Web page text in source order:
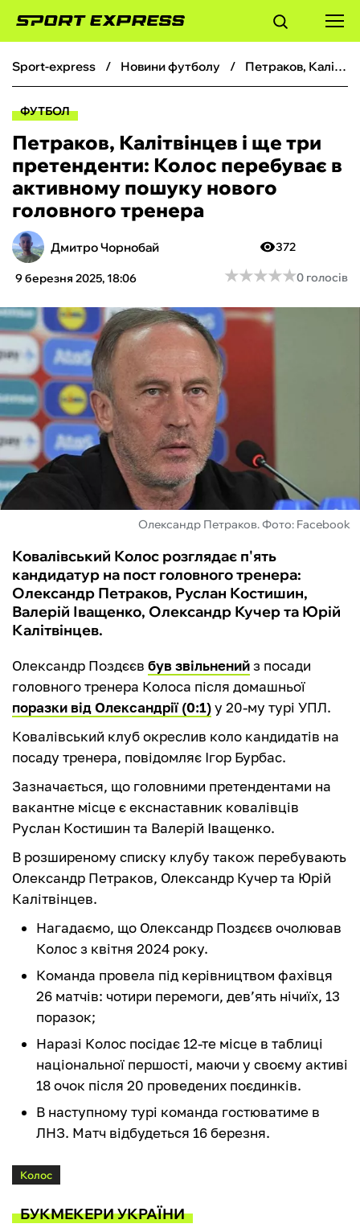
ФУТБОЛ
БОКС
ХОКЕЙ
ТЕНІС
КІБЕРСПОРТ
ЧС-2026
ФУТЗАЛ
ІНШІ
БУКМЕКЕРИ
sport-express новини футболу Петраков, Калітвінцев і ще три претенденти: Колос перебуває в активному пошуку нового головного тренера
ФУТБОЛ
Петраков, Калітвінцев і ще три
претенденти: Колос перебуває в
активному пошуку нового
головного тренера
Дмитро Чорнобай
9 березня 2025, 18:06
372
★★★★★
★★★★★0 голосів
Олександр Петраков. Фото: Facebook
Ковалівський Колос розглядає п'ять
кандидатур на пост головного тренера:
Олександр Петраков, Руслан Костишин,
Валерій Іващенко, Олександр Кучер та Юрій
Калітвінцев.
Олександр Поздєєв був звільненийз посади
головного тренера Колоса після домашньої
поразки від Олександрії (0:1)у 20-му турі УПЛ.
Ковалівський клуб окреслив коло кандидатів на
посаду тренера, повідомляє Ігор Бурбас.
Зазначається, що головними претендентами на
вакантне місце є екснаставник ковалівців
Руслан Костишин та Валерій Іващенко.
В розширеному списку клубу також перебувають
Олександр Петраков, Олександр Кучер та Юрій
Калітвінцев.
Нагадаємо, що Олександр Поздєєв очолював
Колос з квітня 2024 року.
Команда провела під керівництвом фахівця
26 матчів: чотири перемоги, дев’ять нічиїх, 13
поразок;
Наразі Колос посідає 12-те місце в таблиці
національної першості, маючи у своєму активі
18 очок після 20 проведених поєдинків.
В наступному турі команда гостюватиме в
ЛНЗ. Матч відбудеться 16 березня.
Колос
БУКМЕКЕРИ УКРАЇНИ